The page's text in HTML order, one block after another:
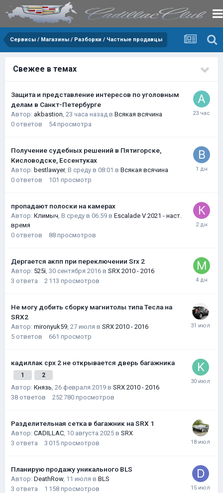
Сервисы / Магазины / Разборки / Частные продавцы
Свежее в темах
Защита и представление интересов по уголовным
делам в Санкт-Петербурге
Автор: akbastion, 23 часа назад в Всякая всячина
0 ответов 54 просмотра
Получение судебных решений в Пятигорске,
Кисловодске, Ессентуках
Автор: bestlawyer, В среду в 08:01 в Всякая всячина
0 ответов 101 просмотр
пропадают полоски на камерах
Автор: Климыч, В среду в 06:59 в Escalade V 2021 - наст.
время
0 ответов 88 просмотров
Дергается акпп при переключении Srx 2
Автор: 525i, 30 сентября 2016 в SRX 2010 - 2016
3 ответа 2 113 просмотров
Не могу добить сборку магнитолы типа Тесла на
SRX2
Автор: mironyuk59, 27 июля в SRX 2010 - 2016
5 ответов 661 просмотр
кадиллак срх 2 не открывается дверь багажника
1 2
Автор: Князь, 26 февраля 2019 в SRX 2010 - 2016
38 ответов 252 780 просмотров
Разделительная сетка в багажник на SRX 1
Автор: CADILLAC, 10 августа 2025 в SRX
3 ответа 3 015 просмотров
Планирую продажу уникального BLS
Автор: DeathRow, 11 июля в BLS
3 ответа 1 158 просмотров